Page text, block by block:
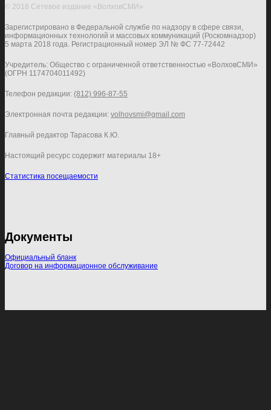
© 2018 Сетевое издание «ВолховСМИ»
Зарегистрировано в Федеральной службе по надзору в сфере связи,
информационных технологий и массовых коммуникаций (Роскомнадзор)
5 марта 2018 года. Регистрационный номер ЭЛ № ФС 77-72442
Учредитель: Общество с ограниченной ответственностью «ВолховСМИ»
(ОГРН 1174704011492)
Телефон редакции: (812) 996-87-55
Электронная почта редакции: volhovsmi@gmail.com
Главный редактор Тарасова К.Ю.
Настоящий ресурс содержит материалы 18+
Статистика посещаемости
Документы
Официальный бланк
Договор на информационное обслуживание